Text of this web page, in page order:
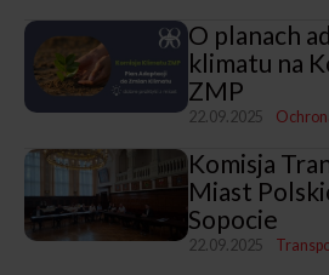
O planach
klimatu na
ZMP
22.09.2025
Komisja
Miast
Sopocie
22.09.2025